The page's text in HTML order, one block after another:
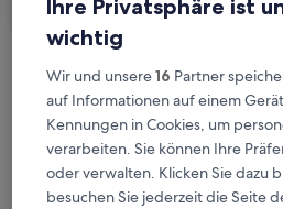
Kostenlose
Planänderungen
Verdiene Prämien für
wahrgenommene
Ihre Privatsphäre ist
wichtig
Wir und unsere16 Partner
auf Informationen auf einem
Kennungen in Cookies, um
verarbeiten. Sie können Ihre
oder verwalten. Klicken Sie dazu
besuchen Sie jederzeit die Seite